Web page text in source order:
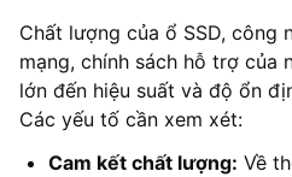
Chất lượng của ổ SSD, công
mạng, chính sách hỗ trợ của
lớn đến hiệu suất và độ ổn
Các yếu tố cần xem xét:
Cam kết chất lượng: Về